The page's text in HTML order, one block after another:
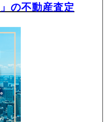
の不動産査定